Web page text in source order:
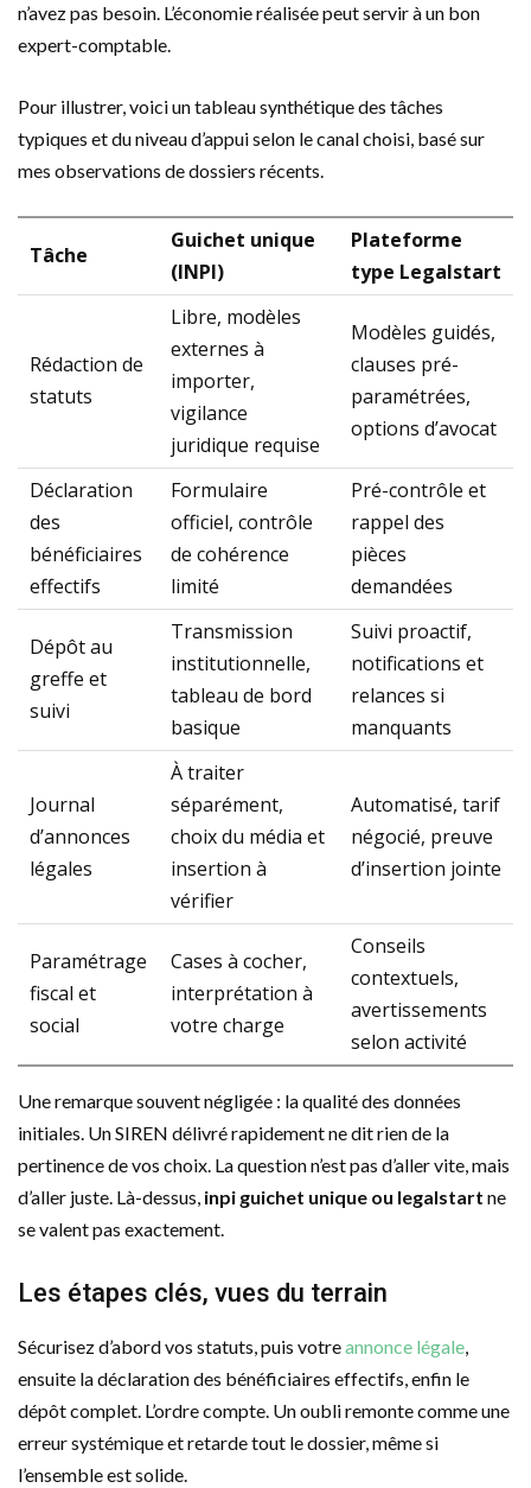
n’avez pas besoin. L’économie réalisée peut servir à un bon
expert-comptable.
Pour illustrer, voici un tableau synthétique des tâches
typiques et du niveau d’appui selon le canal choisi, basé sur
mes observations de dossiers récents.
Tâche
Guichet unique
(INPI)
Plateforme
type Legalstart
Rédaction de
statuts
Libre, modèles
externes à
importer,
vigilance
juridique requise
Modèles guidés,
clauses pré-
paramétrées,
options d’avocat
Déclaration
des
bénéficiaires
effectifs
Formulaire
officiel, contrôle
de cohérence
limité
Pré-contrôle et
rappel des
pièces
demandées
Dépôt au
greffe et
suivi
Transmission
institutionnelle,
tableau de bord
basique
Suivi proactif,
notifications et
relances si
manquants
Journal
d’annonces
légales
À traiter
séparément,
choix du média et
insertion à
vérifier
Automatisé, tarif
négocié, preuve
d’insertion jointe
Paramétrage
fiscal et
social
Cases à cocher,
interprétation à
votre charge
Conseils
contextuels,
avertissements
selon activité
Une remarque souvent négligée : la qualité des données
initiales. Un SIREN délivré rapidement ne dit rien de la
pertinence de vos choix. La question n’est pas d’aller vite, mais
d’aller juste. Là-dessus, inpi guichet unique ou legalstart ne
se valent pas exactement.
Les étapes clés, vues du terrain
Sécurisez d’abord vos statuts, puis votreannonce légale,
ensuite la déclaration des bénéficiaires effectifs, enfin le
dépôt complet. L’ordre compte. Un oubli remonte comme une
erreur systémique et retarde tout le dossier, même si
l’ensemble est solide.